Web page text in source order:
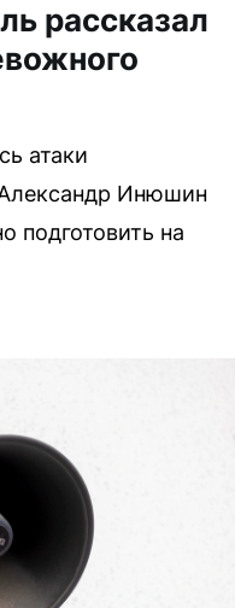
рассказал
атаки
Инюшин
подготовить на